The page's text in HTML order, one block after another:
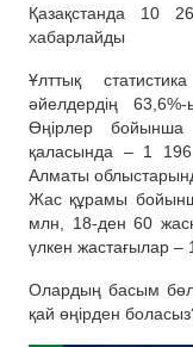
Қазақстанда 10
хабарлайды
Ұлттық
әйелдердің
Өңірлер
қаласында – 1
Алматы
Жас құрамы
млн, 18-ден 60
үлкен жастағылар –
Олардың басым
қай өңірден